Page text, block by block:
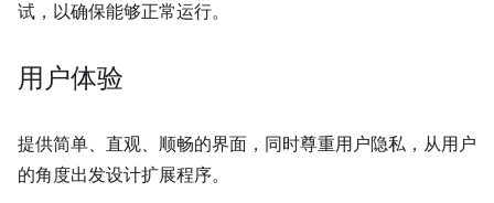
试，以确保能够正常运行。
用户体验
提供简单、直观、顺畅的界面，同时尊重用户隐私，从用户
的角度出发设计扩展程序。